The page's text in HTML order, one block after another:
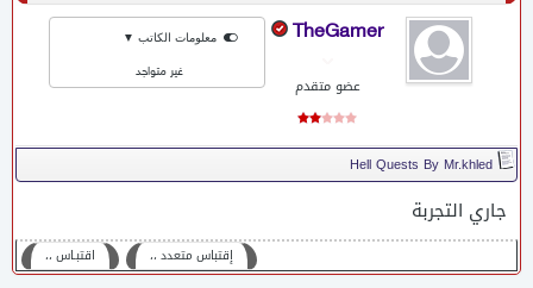
TheGamer
عضو متقدم
معلومات الكاتب ▼
غير متواجد
Hell Quests By Mr.khled
جاري التجربة
اقتبـاس ،، إقتباس متعدد ،،